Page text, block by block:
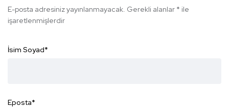
E-posta adresiniz yayınlanmayacak. Gerekli alanlar * ile
işaretlenmişlerdir
İsim Soyad*
Eposta*